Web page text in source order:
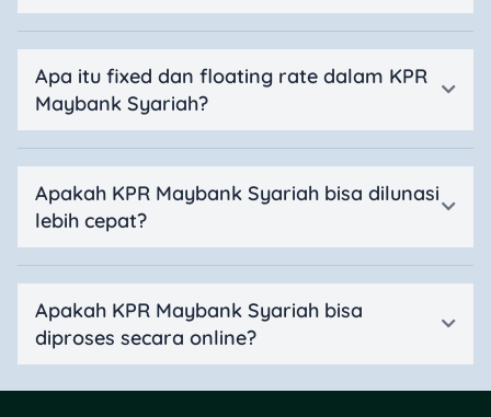
Apa itu fixed dan floating rate dalam KPR
Maybank Syariah?
Apakah KPR Maybank Syariah bisa dilunasi
lebih cepat?
Apakah KPR Maybank Syariah bisa
diproses secara online?